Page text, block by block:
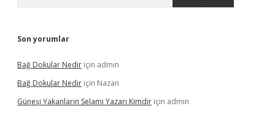
Son yorumlar
Bağ Dokular Nedir için admin
Bağ Dokular Nedir için Nazan
Güneşi Yakanların Selamı Yazarı Kimdir için admin